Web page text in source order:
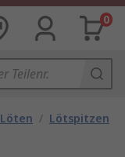
0
Löten / Lötspitzen